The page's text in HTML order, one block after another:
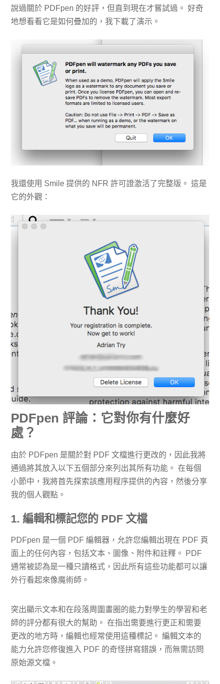
說過關於 PDFpen 的好評，但直到現在才嘗試過。 好奇
地想看看它是如何疊加的，我下載了演示。
我還使用 Smile 提供的 NFR 許可證激活了完整版。 這是
它的外觀：
PDFpen 評論：它對你有什麼好
處？
由於 PDFpen 是關於對 PDF 文檔進行更改的，因此我將
通過將其放入以下五個部分來列出其所有功能。 在每個
小節中，我將首先探索該應用程序提供的內容，然後分享
我的個人觀點。
1. 編輯和標記您的 PDF 文檔
PDFpen 是一個 PDF 編輯器，允許您編輯出現在 PDF 頁
面上的任何內容，包括文本、圖像、附件和註釋。 PDF
通常被認為是一種只讀格式，因此所有這些功能都可以讓
外行看起來像魔術師。
突出顯示文本和在段落周圍畫圈的能力對學生的學習和老
師的評分都有很大的幫助。 在指出需要進行更正和需要
更改的地方時，編輯也經常使用這種標記。 編輯文本的
能力允許您修復進入 PDF 的奇怪拼寫錯誤，而無需訪問
原始源文檔。